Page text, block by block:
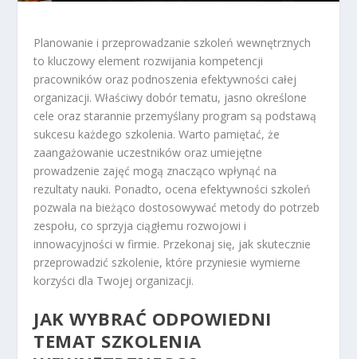
Planowanie i przeprowadzanie szkoleń wewnętrznych
to kluczowy element rozwijania kompetencji
pracowników oraz podnoszenia efektywności całej
organizacji. Właściwy dobór tematu, jasno określone
cele oraz starannie przemyślany program są podstawą
sukcesu każdego szkolenia. Warto pamiętać, że
zaangażowanie uczestników oraz umiejętne
prowadzenie zajęć mogą znacząco wpłynąć na
rezultaty nauki. Ponadto, ocena efektywności szkoleń
pozwala na bieżąco dostosowywać metody do potrzeb
zespołu, co sprzyja ciągłemu rozwojowi i
innowacyjności w firmie. Przekonaj się, jak skutecznie
przeprowadzić szkolenie, które przyniesie wymierne
korzyści dla Twojej organizacji.
JAK WYBRAĆ ODPOWIEDNI
TEMAT SZKOLENIA